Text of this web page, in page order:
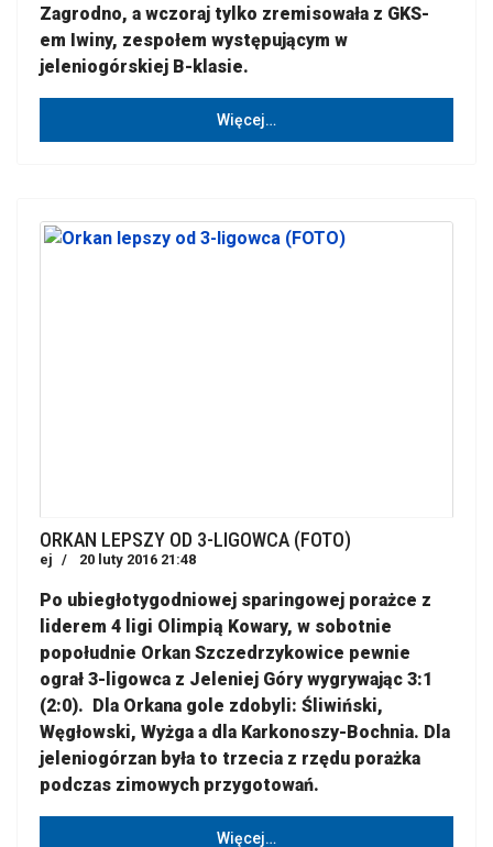
Zagrodno, a wczoraj tylko zremisowała z GKS-
em Iwiny, zespołem występującym w
jeleniogórskiej B-klasie.
Więcej…
ORKAN LEPSZY OD 3-LIGOWCA (FOTO)
ej 20 luty 2016 21:48
Po ubiegłotygodniowej sparingowej porażce z
liderem 4 ligi Olimpią Kowary, w sobotnie
popołudnie Orkan Szczedrzykowice pewnie
ograł 3-ligowca z Jeleniej Góry wygrywając 3:1
(2:0). Dla Orkana gole zdobyli: Śliwiński,
Węgłowski, Wyżga a dla Karkonoszy-Bochnia. Dla
jeleniogórzan była to trzecia z rzędu porażka
podczas zimowych przygotowań.
Więcej…